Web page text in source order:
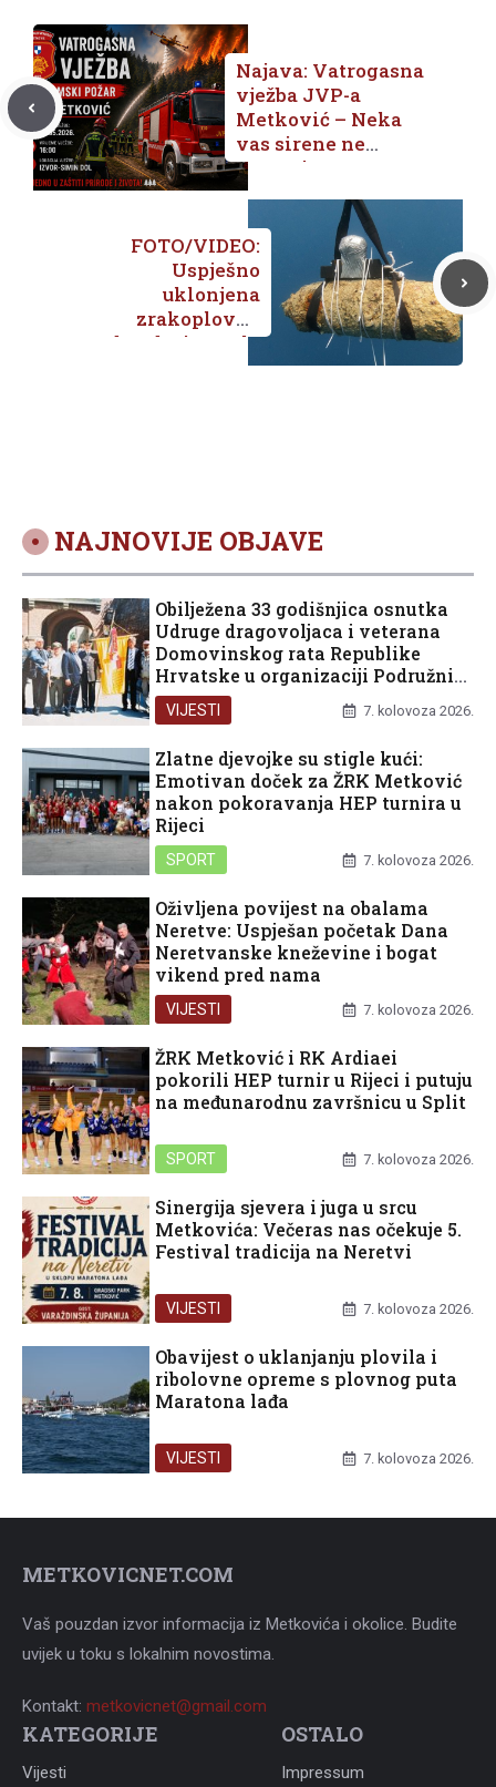
Najava: Vatrogasna
vježba JVP-a
Metković – Neka
vas sirene ne
uznemire, one su tu
za našu sigurnost
FOTO/VIDEO:
Uspješno
uklonjena
zrakoplovna
bomba iz uvale
Luka na otoku
NAJNOVIJE OBJAVE
Obilježena 33 godišnjica osnutka
Udruge dragovoljaca i veterana
Domovinskog rata Republike
Hrvatske u organizaciji Podružnice
Dubrovačko-neretvanske županije
VIJESTI 7. kolovoza 2026.
Zlatne djevojke su stigle kući:
Emotivan doček za ŽRK Metković
nakon pokoravanja HEP turnira u
Rijeci
SPORT 7. kolovoza 2026.
Oživljena povijest na obalama
Neretve: Uspješan početak Dana
Neretvanske kneževine i bogat
vikend pred nama
VIJESTI 7. kolovoza 2026.
ŽRK Metković i RK Ardiaei
pokorili HEP turnir u Rijeci i putuju
na međunarodnu završnicu u Split
SPORT 7. kolovoza 2026.
Sinergija sjevera i juga u srcu
Metkovića: Večeras nas očekuje 5.
Festival tradicija na Neretvi
VIJESTI 7. kolovoza 2026.
Obavijest o uklanjanju plovila i
ribolovne opreme s plovnog puta
Maratona lađa
VIJESTI 7. kolovoza 2026.
METKOVICNET.COM
Vaš pouzdan izvor informacija iz Metkovića i okolice. Budite
uvijek u toku s lokalnim novostima.
Kontakt: metkovicnet@gmail.com
KATEGORIJE
Vijesti
OSTALO
Impressum